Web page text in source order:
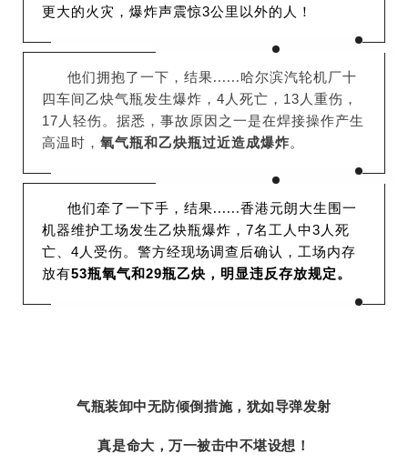
更大的火灾，爆炸声震惊3公里以外的人！
他们拥抱了一下， 结果......哈尔滨汽轮机厂十
四车间乙炔气瓶发生爆炸，4人死亡，13人重伤，
17人轻伤。据悉，事故原因之一是在焊接操作产生
高温时， 氧气瓶和乙炔瓶过近造成爆炸。
他们牵了一下手，结果......香港元朗大生围一
机器维护工场发生乙炔瓶爆炸，7名工人中3人死
亡、4人受伤。警方经现场调查后确认，工场内存
放有53瓶氧气和29瓶乙炔， 明显违反存放规定。
气瓶装卸中无防倾倒措施，犹如导弹发射
真是命大，万一被击中不堪设想！